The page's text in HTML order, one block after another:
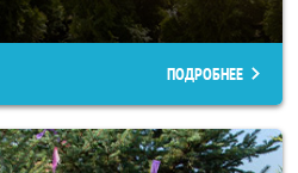
ПОДРОБНЕЕ